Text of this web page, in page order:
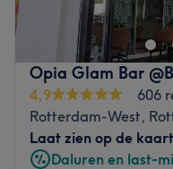
Sinds 1960 is
Rotterdam. Gelegen
ruime en stijlvolle
beauty- en
haarkleuringen,
permanente make-up
look wilt, je huid wilt
verzorgd wilt hebben
Opia Glam Bar
4,9
606
Rotterdam-West,
Laat zien op de kaart
Daluren en last-